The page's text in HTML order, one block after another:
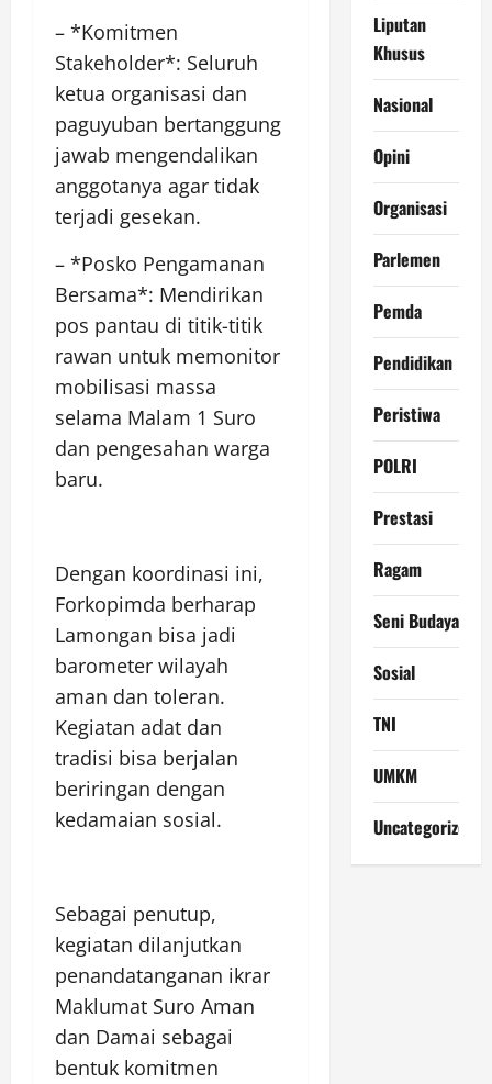
– *Komitmen
Stakeholder*: Seluruh
ketua organisasi dan
paguyuban bertanggung
jawab mengendalikan
anggotanya agar tidak
terjadi gesekan.
– *Posko Pengamanan
Bersama*: Mendirikan
pos pantau di titik-titik
rawan untuk memonitor
mobilisasi massa
selama Malam 1 Suro
dan pengesahan warga
baru.
Dengan koordinasi ini,
Forkopimda berharap
Lamongan bisa jadi
barometer wilayah
aman dan toleran.
Kegiatan adat dan
tradisi bisa berjalan
beriringan dengan
kedamaian sosial.
Sebagai penutup,
kegiatan dilanjutkan
penandatanganan ikrar
Maklumat Suro Aman
dan Damai sebagai
bentuk komitmen
Liputan
Khusus
Nasional
Opini
Organisasi
Parlemen
Pemda
Pendidikan
Peristiwa
POLRI
Prestasi
Ragam
Seni Budaya
Sosial
TNI
UMKM
Uncategorized